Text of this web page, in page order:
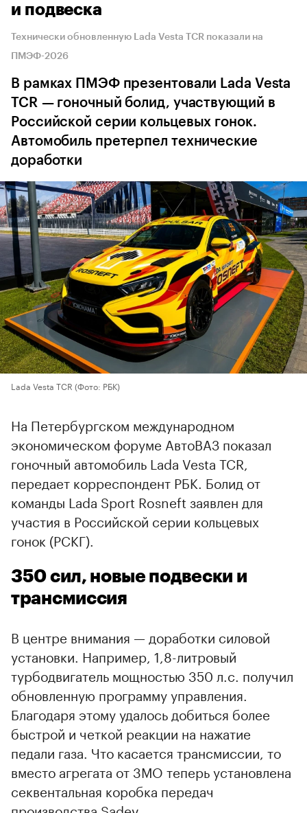
и подвеска
Технически обновленную Lada Vesta TCR показали на
ПМЭФ-2026
В рамках ПМЭФ презентовали Lada Vesta
TCR — гоночный болид, участвующий в
Российской серии кольцевых гонок.
Автомобиль претерпел технические
доработки
Lada Vesta TCR (Фото: РБК)
На Петербургском международном
экономическом форуме АвтоВАЗ показал
гоночный автомобиль Lada Vesta TCR,
передает корреспондент РБК. Болид от
команды Lada Sport Rosneft заявлен для
участия в Российской серии кольцевых
гонок (РСКГ).
350 сил, новые подвески и
трансмиссия
00:00 / 00:00
В центре внимания — доработки силовой
установки. Например, 1,8-литровый
турбодвигатель мощностью 350 л.с. получил
обновленную программу управления.
Благодаря этому удалось добиться более
быстрой и четкой реакции на нажатие
педали газа. Что касается трансмиссии, то
вместо агрегата от 3MO теперь установлена
секвентальная коробка передач